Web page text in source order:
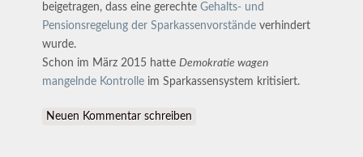
beigetragen, dass eine gerechteGehalts- und
Pensionsregelung der Sparkassenvorstände verhindert
wurde.
Schon im März 2015 hatteDemokratie wagen
mangelnde Kontrolle im Sparkassensystem kritisiert.
Neuen Kommentar schreiben